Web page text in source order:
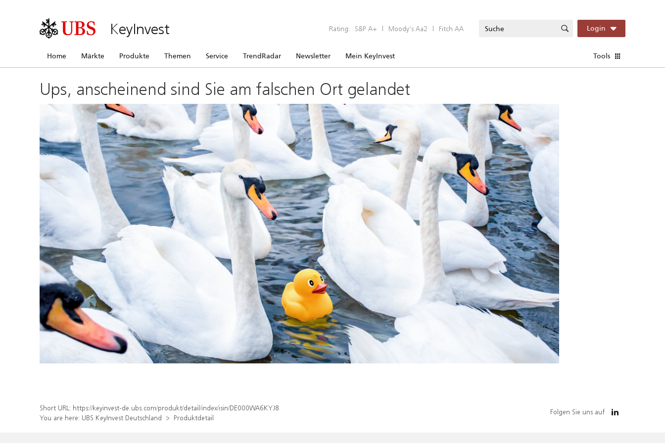
KeyInvest Rating: S&P A+ | Moody’s Aa2 | Fitch AA Login
Home Märkte Produkte Themen Service TrendRadar Newsletter Mein KeyInvest Tools
Ups, anscheinend sind Sie am falschen Ort gelandet
Short URL: https://keyinvest-de.ubs.com/produkt/detail/index/isin/DE000WA6KYJ8
You are here: UBS KeyInvest Deutschland Produktdetail
Folgen Sie uns auf